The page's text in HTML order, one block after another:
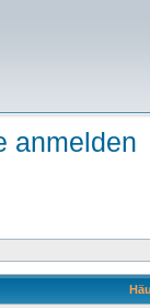
anmelden